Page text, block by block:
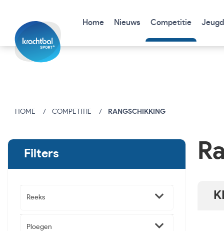
Home Nieuws Competitie Jeugd
HOME COMPETITIE RANGSCHIKKING
Filters
Reeks
Ploegen